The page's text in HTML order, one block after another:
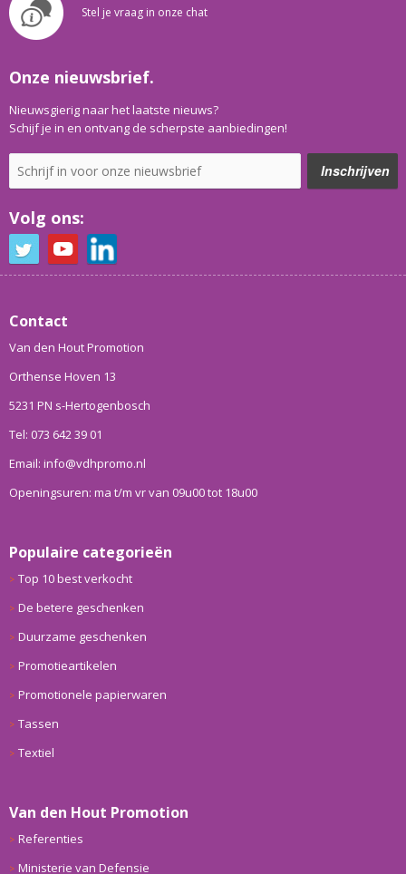
Stel je vraag in onze chat
Onze nieuwsbrief.
Nieuwsgierig naar het laatste nieuws?
Schijf je in en ontvang de scherpste aanbiedingen!
Volg ons:
Contact
Van den Hout Promotion
Orthense Hoven 13
5231 PN s-Hertogenbosch
Tel: 073 642 39 01
Email: info@vdhpromo.nl
Openingsuren: ma t/m vr van 09u00 tot 18u00
Populaire categorieën
Top 10 best verkocht
De betere geschenken
Duurzame geschenken
Promotieartikelen
Promotionele papierwaren
Tassen
Textiel
Van den Hout Promotion
Referenties
Ministerie van Defensie